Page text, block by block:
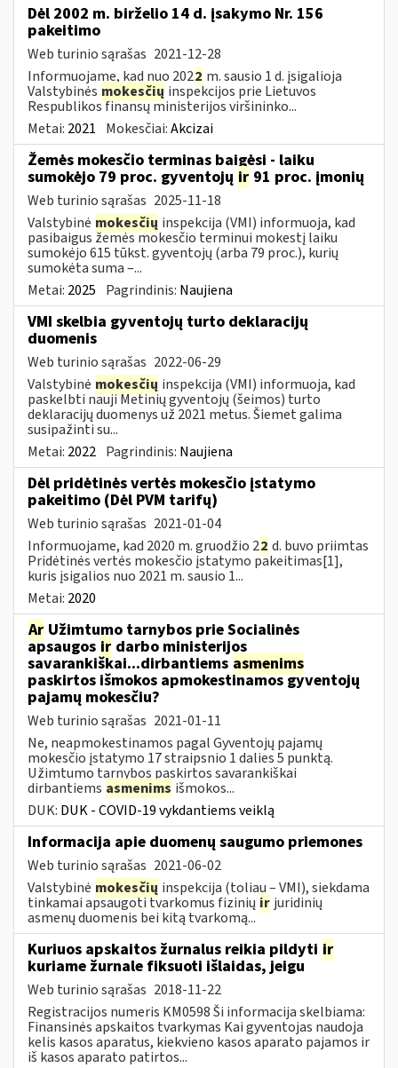
Dėl 2002 m. birželio 14 d. įsakymo Nr. 156
pakeitimo
Web turinio sąrašas 2021-12-28
Informuojame, kad nuo 2022 m. sausio 1 d. įsigalioja
Valstybinės mokesčių inspekcijos prie Lietuvos
Respublikos finansų ministerijos viršininko...
Metai: 2021 Mokesčiai:Akcizai
Žemės mokesčio terminas baigėsi - laiku
sumokėjo 79 proc. gyventojų ir 91 proc. įmonių
Web turinio sąrašas 2025-11-18
Valstybinė mokesčių inspekcija (VMI) informuoja, kad
pasibaigus žemės mokesčio terminui mokestį laiku
sumokėjo 615 tūkst. gyventojų (arba 79 proc.), kurių
sumokėta suma –...
Metai: 2025 Pagrindinis: Naujiena
VMI skelbia gyventojų turto deklaracijų
duomenis
Web turinio sąrašas 2022-06-29
Valstybinė mokesčių inspekcija (VMI) informuoja, kad
paskelbti nauji Metinių gyventojų (šeimos) turto
deklaracijų duomenys už 2021 metus. Šiemet galima
susipažinti su...
Metai: 2022 Pagrindinis: Naujiena
Dėl pridėtinės vertės mokesčio įstatymo
pakeitimo (Dėl PVM tarifų)
Web turinio sąrašas 2021-01-04
Informuojame, kad 2020 m. gruodžio 22 d. buvo priimtas
Pridėtinės vertės mokesčio įstatymo pakeitimas[1],
kuris įsigalios nuo 2021 m. sausio 1...
Metai: 2020
Ar Užimtumo tarnybos prie Socialinės
apsaugos ir darbo ministerijos
savarankiškai...dirbantiems asmenims
paskirtos išmokos apmokestinamos gyventojų
pajamų mokesčiu?
Web turinio sąrašas 2021-01-11
Ne, neapmokestinamos pagal Gyventojų pajamų
mokesčio įstatymo 17 straipsnio 1 dalies 5 punktą.
Užimtumo tarnybos paskirtos savarankiškai
dirbantiems asmenims išmokos...
DUK: DUK - COVID-19 vykdantiems veiklą
Informacija apie duomenų saugumo priemones
Web turinio sąrašas 2021-06-02
Valstybinė mokesčių inspekcija (toliau – VMI), siekdama
tinkamai apsaugoti tvarkomus fizinių ir juridinių
asmenų duomenis bei kitą tvarkomą...
Kuriuos apskaitos žurnalus reikia pildyti ir
kuriame žurnale fiksuoti išlaidas, jeigu
Web turinio sąrašas 2018-11-22
Registracijos numeris KM0598 Ši informacija skelbiama:
Finansinės apskaitos tvarkymas Kai gyventojas naudoja
kelis kasos aparatus, kiekvieno kasos aparato pajamos ir
iš kasos aparato patirtos...